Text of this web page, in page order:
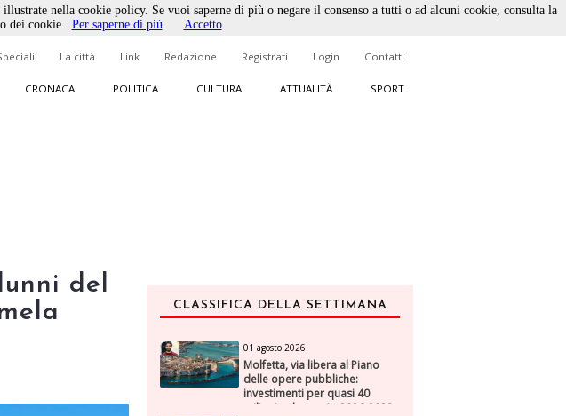
La città Link Redazione Registrati Login Contatti
CRONACA POLITICA CULTURA ATTUALITÀ SPORT
del
CLASSIFICA DELLA SETTIMANA
01 agosto 2026
Molfetta, via libera al Piano
delle opere pubbliche:
investimenti per quasi 40
milioni nel triennio 2026-2028
nella cookie policy. Se vuoi saperne di più o negare il consenso a tutti o ad alcuni cookie, consulta la
dei cookie. Per saperne di più Accetto